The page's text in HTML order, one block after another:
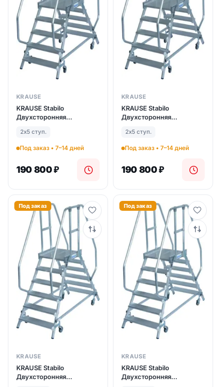
KRAUSE
KRAUSE Stabilo
Двухсторонняя
платформой 2Х5 ступ.
2х5 ступ.
Под заказ • 7–14 дней
190 800₽
KRAUSE
KRAUSE Stabilo
Двухсторонняя
платформой 2Х5 ступ.
2х5 ступ.
Под заказ • 7–14 дней
190 800₽
Под заказ
KRAUSE
KRAUSE Stabilo
Двухсторонняя
Под заказ
KRAUSE
KRAUSE Stabilo
Двухсторонняя